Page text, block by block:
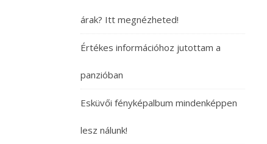
árak? Itt megnézheted!
Értékes információhoz jutottam a
panzióban
Esküvői fényképalbum mindenképpen
lesz nálunk!